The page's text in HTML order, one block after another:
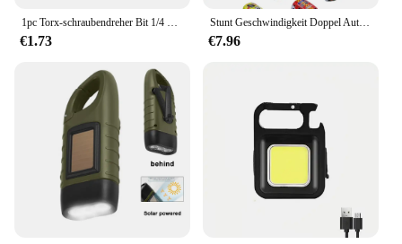
1pc Torx-schraubendreher Bit 1/4 Zoll Stick Buchse Ratsche Steckschlüssel Adapter Hand Werkzeuge T8 T10 T15 T20 T25 T27 t30 T40
€1.73
Stunt Geschwindigkeit Doppel Auto Räder Modell Spielzeug Für Kinder Racing Track Diy Montiert Schiene Kits Pädagogisches Interaktive Junge Kinder Spielzeug
€7.96